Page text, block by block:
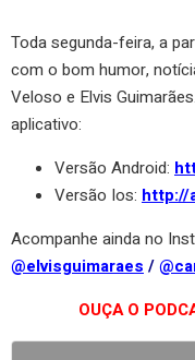
Toda segunda-feira, a
com o bom humor,
Veloso e Elvis
aplicativo:
Versão Android:
Versão Ios: http://
Acompanhe ainda no
@elvisguimaraes /
OUÇA O